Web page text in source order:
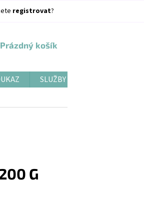
registrovat?
NÁKUPNÍ
Prázdný košík
SLUŽBY
G